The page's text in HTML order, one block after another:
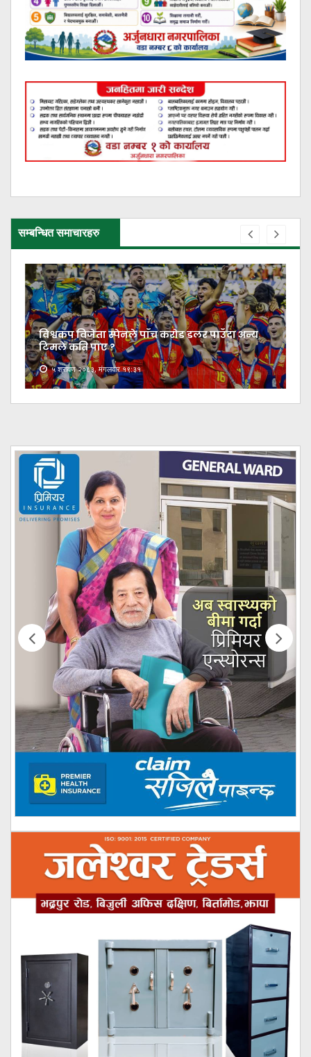
सम्बन्धित समाचारहरु
विश्वकप विजेता स्पेनले पाँच करोड डलर पाउँदा अन्य
टिमले कति पाए ?
५ श्रावण २०८३, मंगलवार १९:३१